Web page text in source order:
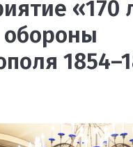
«170
обороны